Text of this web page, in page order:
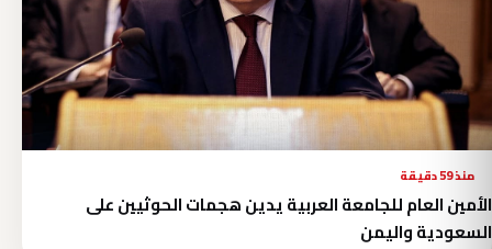
منذ 59 دقيقة
الأمين العام للجامعة العربية يدين هجمات الحوثيين على
السعودية واليمن